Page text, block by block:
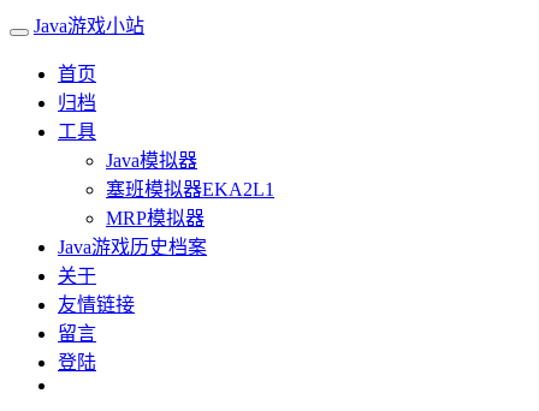
Java游戏小站
首页
归档
工具
Java模拟器
塞班模拟器EKA2L1
MRP模拟器
Java游戏历史档案
关于
友情链接
留言
登陆